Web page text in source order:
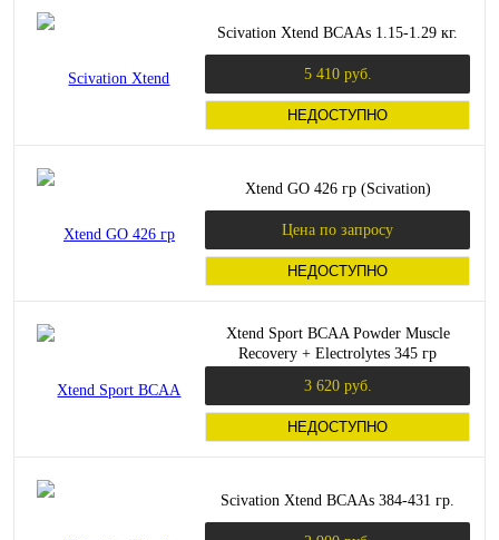
Scivation Xtend BCAAs 1.15-1.29 кг.
5 410 руб.
НЕДОСТУПНО
Xtend GO 426 гр (Scivation)
Цена по запросу
НЕДОСТУПНО
Xtend Sport BCAA Powder Muscle
Recovery + Electrolytes 345 гр
3 620 руб.
НЕДОСТУПНО
Scivation Xtend BCAAs 384-431 гр.